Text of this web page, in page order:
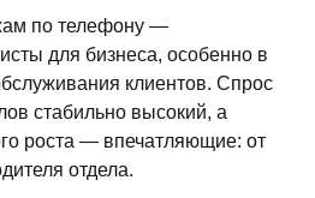
по телефону —
для бизнеса, особенно в
клиентов. Спрос
стабильно высокий, а
роста — впечатляющие: от
отдела.